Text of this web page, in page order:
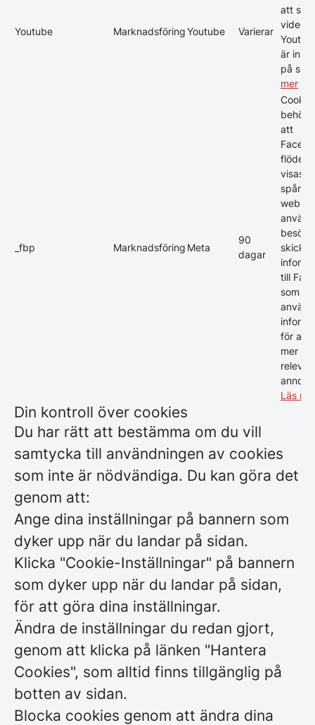
Youtube MarknadsföringYoutube Varierar
att
videos
är
på
mer
_fbp Marknadsföring Meta
90
dagar
att
flödet
visas.
spårar
till
som
för att
mer
Läs
Din kontroll över cookies
Du har rätt att bestämma om du vill
samtycka till användningen av cookies
som inte är nödvändiga. Du kan göra det
genom att:
Ange dina inställningar på bannern som
dyker upp när du landar på sidan.
Klicka "Cookie-Inställningar" på bannern
som dyker upp när du landar på sidan,
för att göra dina inställningar.
Ändra de inställningar du redan gjort,
genom att klicka på länken "Hantera
Cookies", som alltid finns tillgänglig på
botten av sidan.
Blocka cookies genom att ändra dina